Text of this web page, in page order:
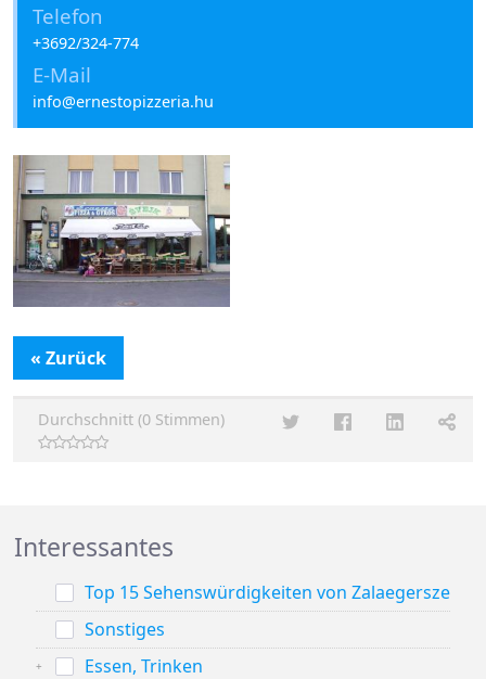
Telefon
+3692/324-774
E-Mail
info@ernestopizzeria.hu
« Zurück
Durchschnitt (0 Stimmen)
Interessantes
Top 15 Sehenswürdigkeiten von Zalaegerszeg
Sonstiges
Essen, Trinken